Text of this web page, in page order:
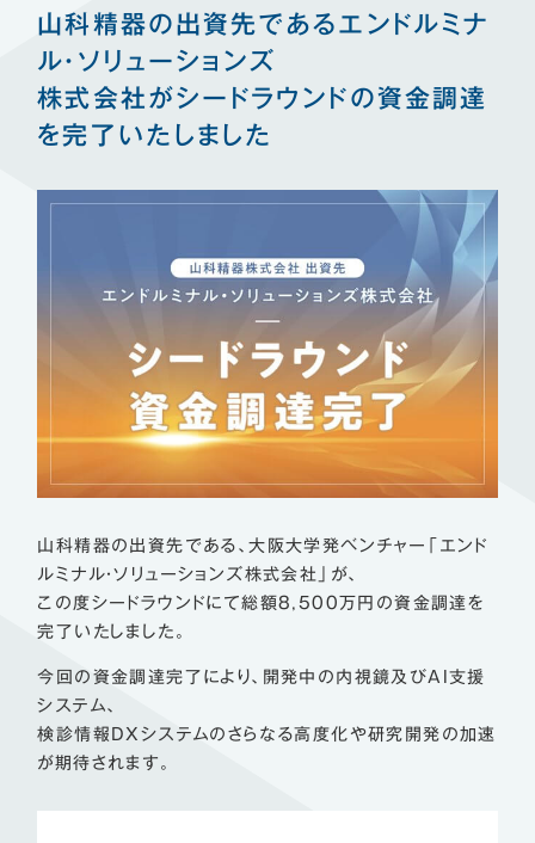
山科精器の出資先であるエンドルミナ
ル・ソリューションズ
株式会社がシードラウンドの資金調達
を完了いたしました
山科精器の出資先である、大阪大学発ベンチャー「エンド
ルミナル・ソリューションズ株式会社」が、
この度シードラウンドにて総額8,500万円の資金調達を
完了いたしました。
今回の資金調達完了により、開発中の内視鏡及びAI支援
システム、
検診情報DXシステムのさらなる高度化や研究開発の加速
が期待されます。